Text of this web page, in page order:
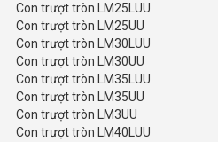
Con trượt tròn LM25LUU
Con trượt tròn LM25UU
Con trượt tròn LM30LUU
Con trượt tròn LM30UU
Con trượt tròn LM35LUU
Con trượt tròn LM35UU
Con trượt tròn LM3UU
Con trượt tròn LM40LUU